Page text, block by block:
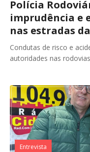
Polícia
imprudência e
nas estradas
Condutas de risco e
autoridades nas
Entrevista